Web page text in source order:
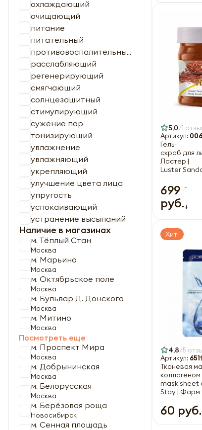
охлаждающий
очищающий
питание
питательный
противовоспалительны...
расслабляющий
регенерирующий
смягчающий
солнцезащитный
стимулирующий
сужение пор
тонизирующий
увлажнение
увлажняющий
укрепляющий
улучшение цвета лица
упругость
успокаивающий
устранение высыпаний
Наличие в магазинах
м. Тёплый Стан
Москва
м. Марьино
Москва
м. Октябрьское поле
Москва
м. Бульвар Д. Донского
Москва
м. Митино
Москва
Посмотреть еще
м. Проспект Мира
Москва
м. Добрынинская
Москва
м. Белорусская
Москва
м. Берёзовая роща
Новосибирск
м. Сенная площадь
5,0 1
Артикул:
Гель-
скраб для
Ластер |
Luster
699
руб.
-
+
Хит!
4,8 5
Артикул:
Тканевая
mask sheet
Stay | Фарм
60 руб.